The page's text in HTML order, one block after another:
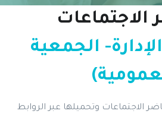
الاجتماعات
الجمعية
الاجتماعات وتحميلها عبر الروابط